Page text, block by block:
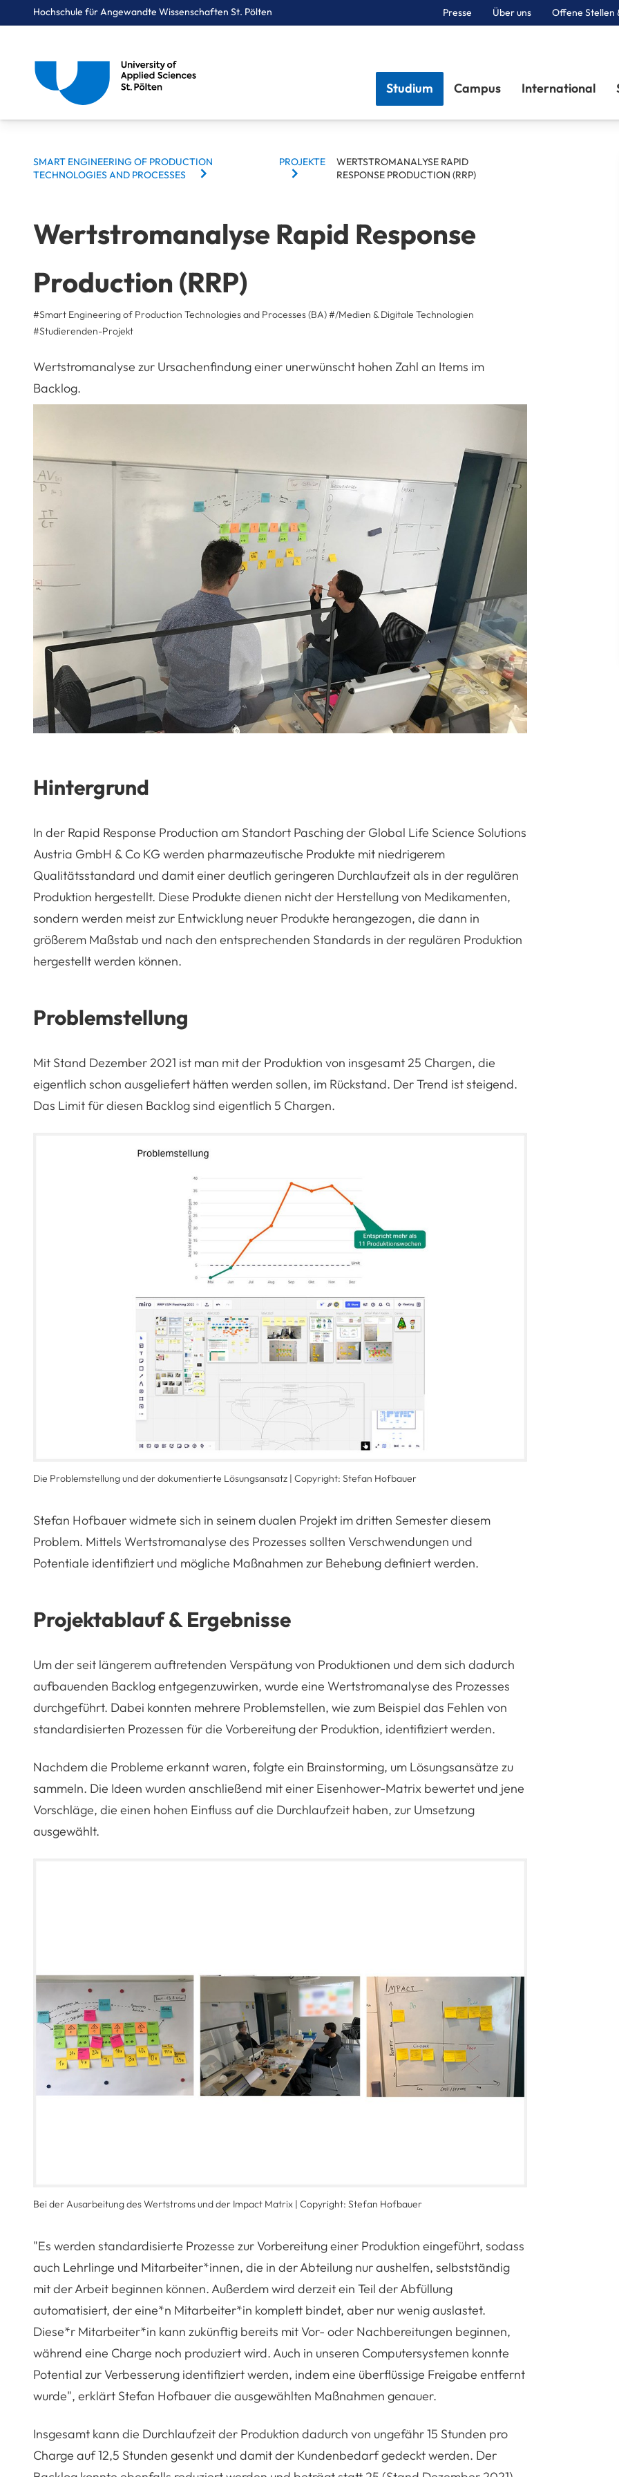
Hochschule für Angewandte Wissenschaften St. Pölten Presse Über uns Offene Stellen
Studium Campus International
BREADCRUMBS
SMART ENGINEERING OF PRODUCTION
TECHNOLOGIES AND PROCESSES
PROJEKTE
WERTSTROMANALYSE RAPID
RESPONSE PRODUCTION (RRP)
Wertstromanalyse Rapid Response
Production (RRP)
#Smart Engineering of Production Technologies and Processes (BA)#/Medien & Digitale Technologien
#Studierenden-Projekt
Wertstromanalyse zur Ursachenfindung einer unerwünscht hohen Zahl an Items im
Backlog.
Hintergrund
In der Rapid Response Production am Standort Pasching der Global Life Science Solutions
Austria GmbH & Co KG werden pharmazeutische Produkte mit niedrigerem
Qualitätsstandard und damit einer deutlich geringeren Durchlaufzeit als in der regulären
Produktion hergestellt. Diese Produkte dienen nicht der Herstellung von Medikamenten,
sondern werden meist zur Entwicklung neuer Produkte herangezogen, die dann in
größerem Maßstab und nach den entsprechenden Standards in der regulären Produktion
hergestellt werden können.
Problemstellung
Mit Stand Dezember 2021 ist man mit der Produktion von insgesamt 25 Chargen, die
eigentlich schon ausgeliefert hätten werden sollen, im Rückstand. Der Trend ist steigend.
Das Limit für diesen Backlog sind eigentlich 5 Chargen.
Die Problemstellung und der dokumentierte Lösungsansatz | Copyright: Stefan Hofbauer
Stefan Hofbauer widmete sich in seinem dualen Projekt im dritten Semester diesem
Problem. Mittels Wertstromanalyse des Prozesses sollten Verschwendungen und
Potentiale identifiziert und mögliche Maßnahmen zur Behebung definiert werden.
Projektablauf & Ergebnisse
Um der seit längerem auftretenden Verspätung von Produktionen und dem sich dadurch
aufbauenden Backlog entgegenzuwirken, wurde eine Wertstromanalyse des Prozesses
durchgeführt. Dabei konnten mehrere Problemstellen, wie zum Beispiel das Fehlen von
standardisierten Prozessen für die Vorbereitung der Produktion, identifiziert werden.
Nachdem die Probleme erkannt waren, folgte ein Brainstorming, um Lösungsansätze zu
sammeln. Die Ideen wurden anschließend mit einer Eisenhower-Matrix bewertet und jene
Vorschläge, die einen hohen Einfluss auf die Durchlaufzeit haben, zur Umsetzung
ausgewählt.
Bei der Ausarbeitung des Wertstroms und der Impact Matrix | Copyright: Stefan Hofbauer
"Es werden standardisierte Prozesse zur Vorbereitung einer Produktion eingeführt, sodass
auch Lehrlinge und Mitarbeiter*innen, die in der Abteilung nur aushelfen, selbstständig
mit der Arbeit beginnen können. Außerdem wird derzeit ein Teil der Abfüllung
automatisiert, der eine*n Mitarbeiter*in komplett bindet, aber nur wenig auslastet.
Diese*r Mitarbeiter*in kann zukünftig bereits mit Vor- oder Nachbereitungen beginnen,
während eine Charge noch produziert wird. Auch in unseren Computersystemen konnte
Potential zur Verbesserung identifiziert werden, indem eine überflüssige Freigabe entfernt
wurde", erklärt Stefan Hofbauer die ausgewählten Maßnahmen genauer.
Insgesamt kann die Durchlaufzeit der Produktion dadurch von ungefähr 15 Stunden pro
Charge auf 12,5 Stunden gesenkt und damit der Kundenbedarf gedeckt werden. Der